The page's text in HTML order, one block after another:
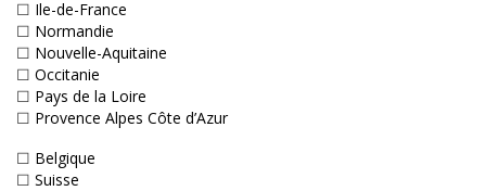
☐ Ile-de-France
☐ Normandie
☐ Nouvelle-Aquitaine
☐ Occitanie
☐ Pays de la Loire
☐ Provence Alpes Côte d’Azur
☐ Belgique
☐ Suisse